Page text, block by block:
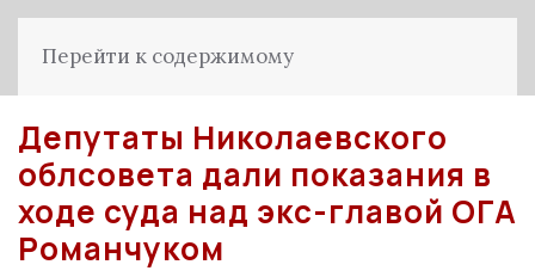
Перейти к содержимому
Депутаты Николаевского
облсовета дали показания в
ходе суда над экс-главой ОГА
Романчуком